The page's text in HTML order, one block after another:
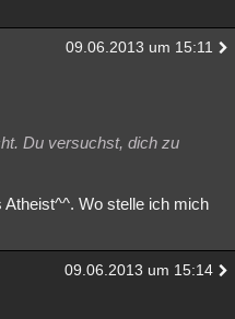
09.06.2013 um 15:11
Du versuchst, dich zu
Wo stelle ich mich
09.06.2013 um 15:14